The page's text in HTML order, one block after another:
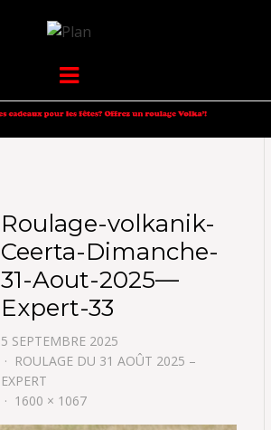
VOLKANIK-
ENDURANCE
Menu
Roulage-volkanik-
Ceerta-Dimanche-
31-Aout-2025—
Expert-33
5 SEPTEMBRE 2025
ROULAGE DU 31 AOÛT 2025 –
EXPERT
1600 × 1067